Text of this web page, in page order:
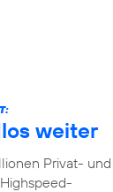
weiter
Privat- und